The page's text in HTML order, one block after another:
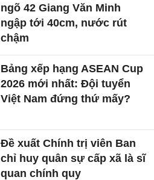
ngõ 42 Giang Văn Minh
ngập tới 40cm, nước rút
chậm
Bảng xếp hạng ASEAN Cup
2026 mới nhất: Đội tuyển
Việt Nam đứng thứ mấy?
Đề xuất Chính trị viên Ban
chỉ huy quân sự cấp xã là sĩ
quan chính quy